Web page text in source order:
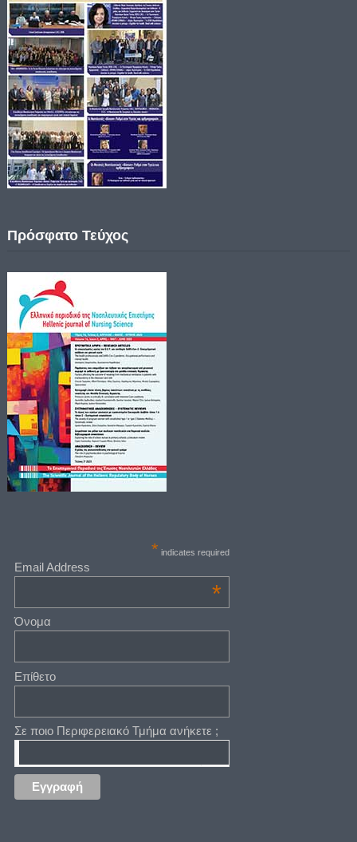
Πρόσφατο Τεύχος
* indicates required
Email Address
*
Όνομα
Επίθετο
Σε ποιο Περιφερειακό Τμήμα ανήκετε ;